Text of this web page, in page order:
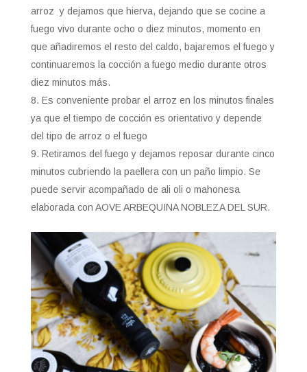
arroz y dejamos que hierva, dejando que se cocine a
fuego vivo durante ocho o diez minutos, momento en
que añadiremos el resto del caldo, bajaremos el fuego y
continuaremos la cocción a fuego medio durante otros
diez minutos más.
Es conveniente probar el arroz en los minutos finales
ya que el tiempo de cocción es orientativo y depende
del tipo de arroz o el fuego
Retiramos del fuego y dejamos reposar durante cinco
minutos cubriendo la paellera con un paño limpio. Se
puede servir acompañado de ali oli o mahonesa
elaborada con AOVE ARBEQUINA NOBLEZA DEL SUR.